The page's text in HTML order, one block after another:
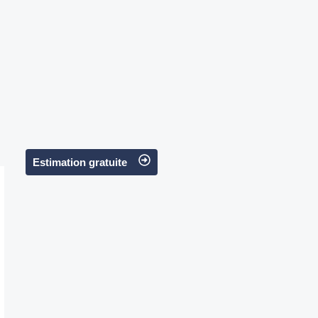
Estimation gratuite